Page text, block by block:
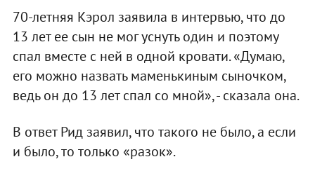
70-летняя Кэрол заявила в интервью, что до
13 лет ее сын не мог уснуть один и поэтому
спал вместе с ней в одной кровати. «Думаю,
его можно назвать маменькиным сыночком,
ведь он до 13 лет спал со мной», - сказала она.
В ответ Рид заявил, что такого не было, а если
и было, то только «разок».